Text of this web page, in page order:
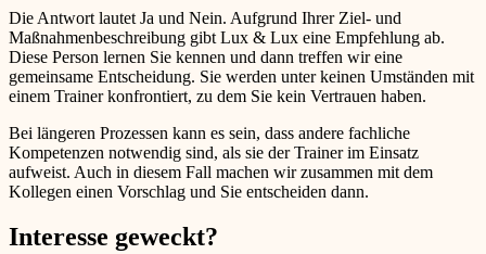
Die Antwort lautet Ja und Nein. Aufgrund Ihrer Ziel- und
Maßnahmenbeschreibung gibt Lux & Lux eine Empfehlung ab.
Diese Person lernen Sie kennen und dann treffen wir eine
gemeinsame Entscheidung. Sie werden unter keinen Umständen mit
einem Trainer konfrontiert, zu dem Sie kein Vertrauen haben.
Bei längeren Prozessen kann es sein, dass andere fachliche
Kompetenzen notwendig sind, als sie der Trainer im Einsatz
aufweist. Auch in diesem Fall machen wir zusammen mit dem
Kollegen einen Vorschlag und Sie entscheiden dann.
Interesse geweckt?